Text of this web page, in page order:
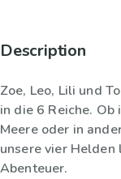
Description
Zoe, Leo, Lili und
in die 6 Reiche. Ob
Meere oder in
unsere vier
Abenteuer.